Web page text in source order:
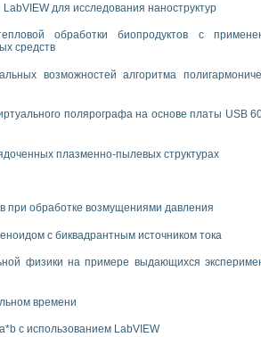
в Нижегородском госуниверситете
систем моделирования
МИРЭА
МИРЭА
связи и информатики
образовательного проекта РУДН
для исследования наноструктур
обработки биопродуктов с
средств
возможностей алгоритма
полярографа на основе платы USB
плазменно-пылевых структурах
при обработке возмущениями давления
с биквадрантным источником тока
физики на примере выдающихся
времени
с использованием LabVIEW